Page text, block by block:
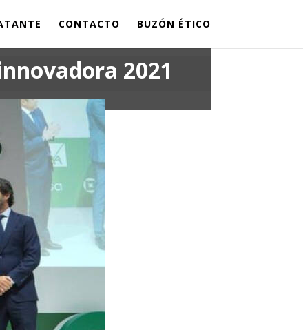
CONTACTO BUZÓN ÉTICO
2021